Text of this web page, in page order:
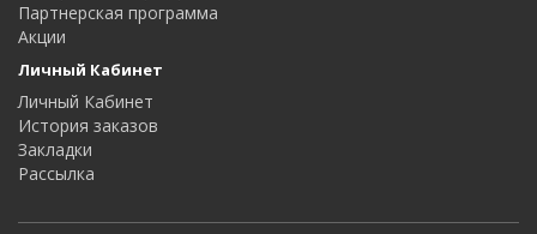
Партнерская программа
Акции
Личный Кабинет
Личный Кабинет
История заказов
Закладки
Рассылка